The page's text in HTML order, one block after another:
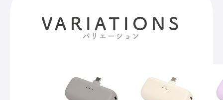
VARIATIONS
バリエーション